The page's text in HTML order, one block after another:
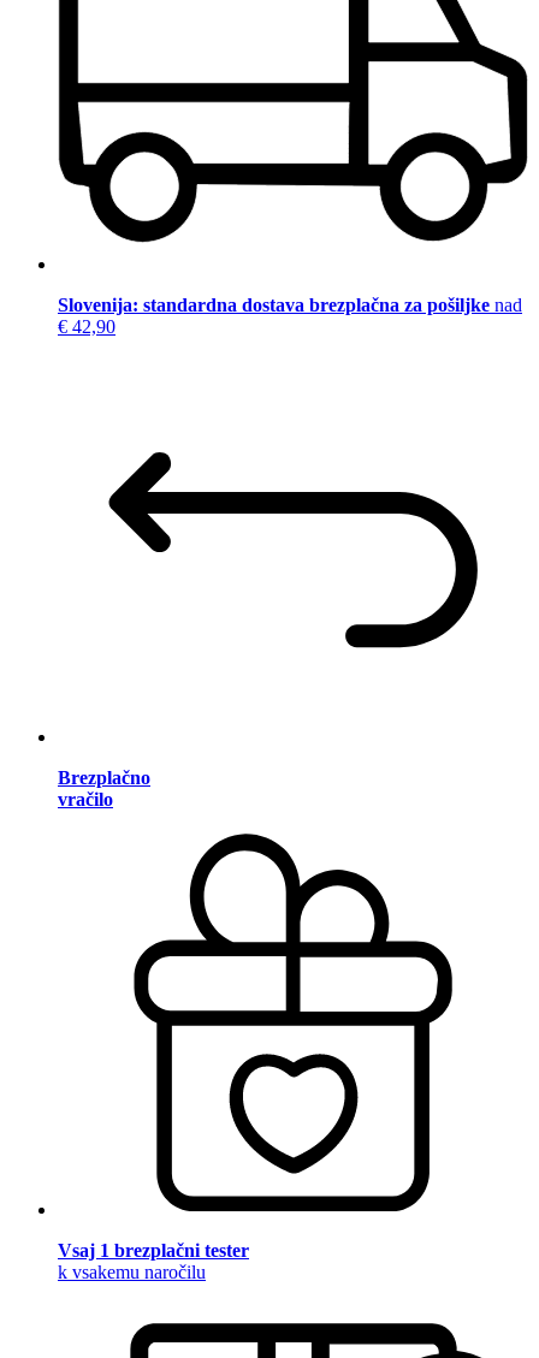
Slovenija: standardna dostava brezplačna za pošiljke nad
€ 42,90
Brezplačno
vračilo
Vsaj 1 brezplačni tester
k vsakemu naročilu